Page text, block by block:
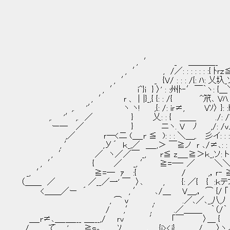
, ′ _ ＿＿＿__
, ′ , /／: : : : : : :{ ﾄｒｚ≦
, ′ _ {V/ : : : /{: ﾊ: 乂圦_ソ
, ′ i^}i } 〉' : :州ﾄ‐′￣｀ヽ: {＿＼
, ′ ｒ 、｜|}_,{ {: : /{ ^笊､ Vﾊ.
,. '′ ヽ ヽ! ,{: /: iｒ≠, Vｿ〉 }: :ト-
,. '′ ,. ／ } 乂: : { ＿＿ ./: /
ー― ／ } ニヽ. V ﾉ ,/: /vノ: /
,／ ｒ―<二 (＿_r ≦ ): : : ＼＿,. 彡イ: :
, ′ ,У´ ｋ_,／ ＿_,＞ ￣≧ノ ｒ ､/≠､: :
, ′ ／ ヽ／／￣ _, r≦ z＿_≧＞ｋ_,
, ′ { ／ _, ′ ≧=―‐ ／ ＼＼
_, ′ ≧=― ｧ :{ / ,，ｒ‐ ≧､_
（＿＿ ／ ／__／一' ￣ 〉､ , {: ／{ { :ｋテ
<＿＿／ー ´ , ′ ､/＿ V＿,， ⌒ {/ ｢ ./ ＼_
, ⌒ ｖ , .／､／､_,八,ﾉ
/ ,′ ,′ .／＿＿_ ｀（/｀ ｒ:{
＿_r≠､＿_＿___ ＿___,/ ｒv ′ 「￣